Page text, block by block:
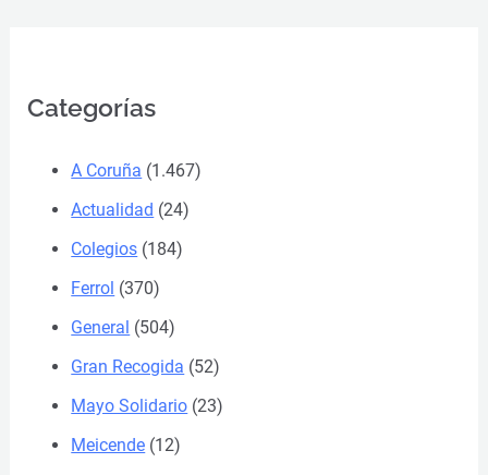
Categorías
A Coruña (1.467)
Actualidad (24)
Colegios (184)
Ferrol (370)
General (504)
Gran Recogida (52)
Mayo Solidario (23)
Meicende (12)